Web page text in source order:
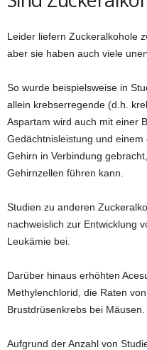
Leider liefern Zuckeralkohole
aber sie haben auch viele
So wurde beispielsweise in
allein krebserregende (d.h.
Aspartam wird auch mit einer
Gedächtnisleistung und
Gehirn in Verbindung
Gehirnzellen führen kann.
Studien zu anderen
nachweislich zur Entwicklung
Leukämie bei.
Darüber hinaus erhöhten
Methylenchlorid, die Raten
Brustdrüsenkrebs bei Mäusen.
Aufgrund der Anzahl von